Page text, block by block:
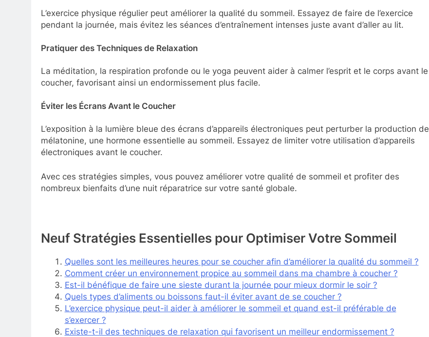
L’exercice physique régulier peut améliorer la qualité du sommeil. Essayez de faire de l’exercice
pendant la journée, mais évitez les séances d’entraînement intenses juste avant d’aller au lit.
Pratiquer des Techniques de Relaxation
La méditation, la respiration profonde ou le yoga peuvent aider à calmer l’esprit et le corps avant le
coucher, favorisant ainsi un endormissement plus facile.
Éviter les Écrans Avant le Coucher
L’exposition à la lumière bleue des écrans d’appareils électroniques peut perturber la production de
mélatonine, une hormone essentielle au sommeil. Essayez de limiter votre utilisation d’appareils
électroniques avant le coucher.
Avec ces stratégies simples, vous pouvez améliorer votre qualité de sommeil et profiter des
nombreux bienfaits d’une nuit réparatrice sur votre santé globale.
Neuf Stratégies Essentielles pour Optimiser Votre Sommeil
Quelles sont les meilleures heures pour se coucher afin d’améliorer la qualité du sommeil ?
Comment créer un environnement propice au sommeil dans ma chambre à coucher ?
Est-il bénéfique de faire une sieste durant la journée pour mieux dormir le soir ?
Quels types d’aliments ou boissons faut-il éviter avant de se coucher ?
L’exercice physique peut-il aider à améliorer le sommeil et quand est-il préférable de
s’exercer ?
Existe-t-il des techniques de relaxation qui favorisent un meilleur endormissement ?